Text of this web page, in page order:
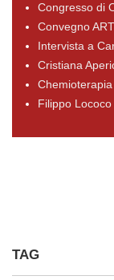
Congresso di
Convegno
Intervista a
Cristiana
Filippo Lococo
TAG